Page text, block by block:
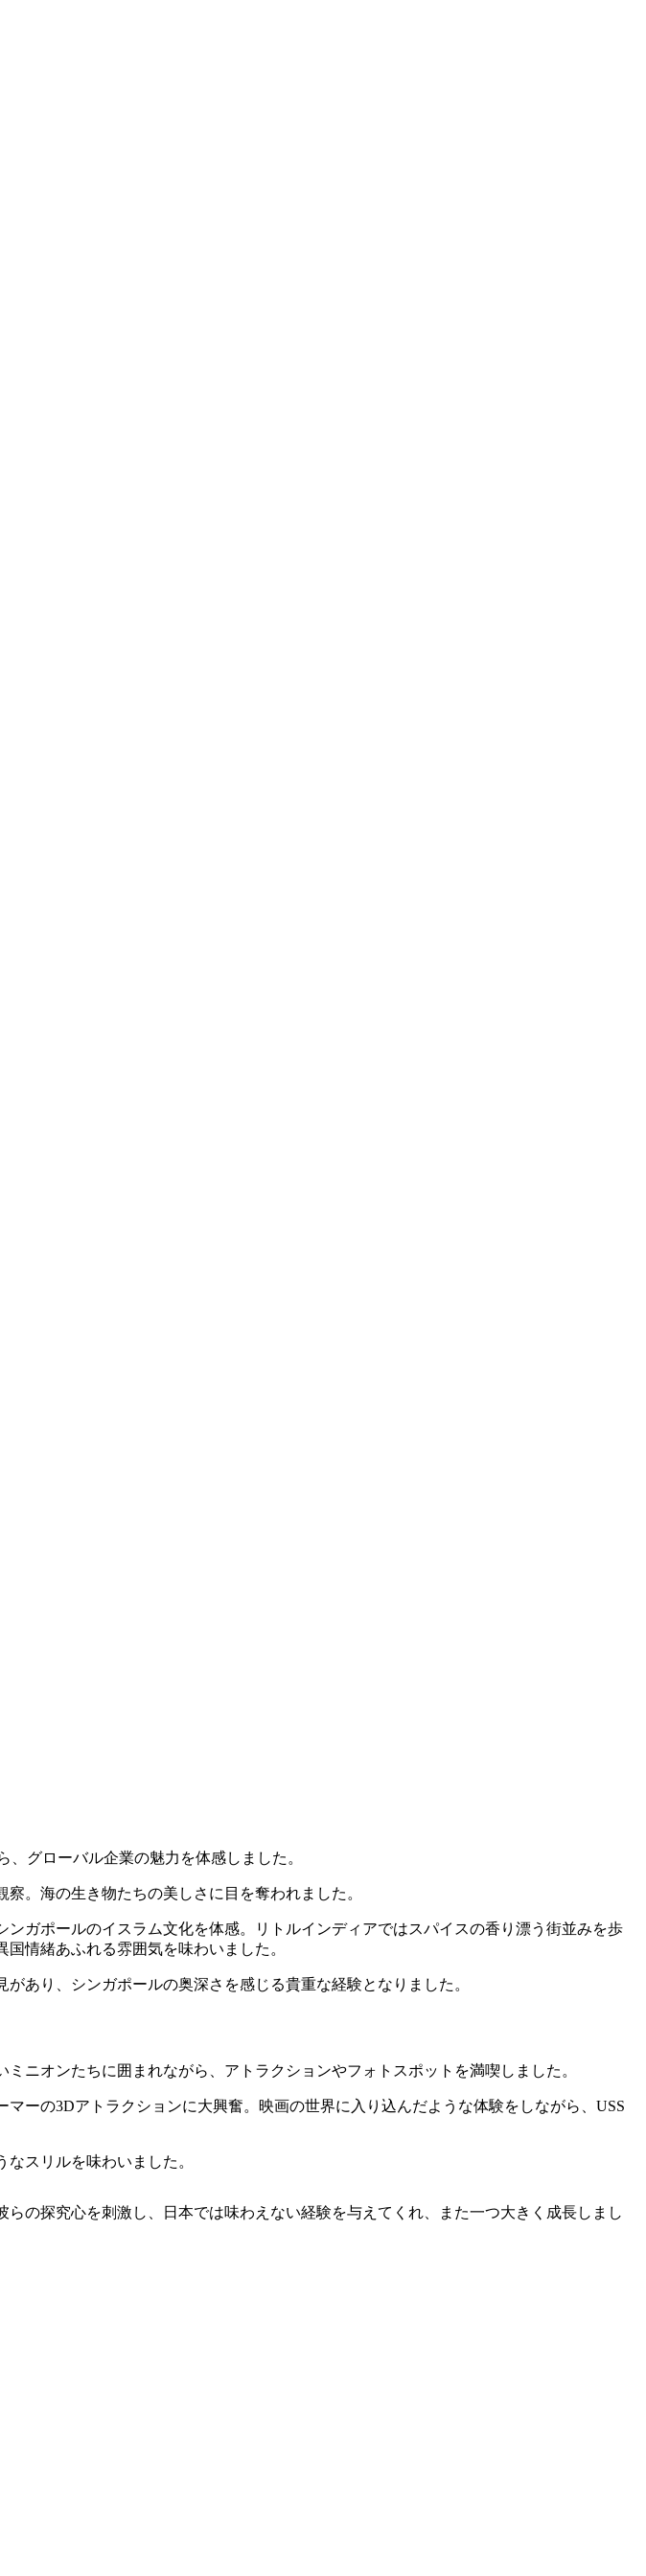
、グローバル企業の魅力を体感しました。
。海の生き物たちの美しさに目を奪われました。
ガポールのイスラム文化を体感。リトルインディアではスパイスの香り漂う街並みを歩
情緒あふれる雰囲気を味わいました。
あり、シンガポールの奥深さを感じる貴重な経験となりました。
ニオンたちに囲まれながら、アトラクションやフォトスポットを満喫しました。
ーの3Dアトラクションに大興奮。映画の世界に入り込んだような体験をしながら、USS
スリルを味わいました。
の探究心を刺激し、日本では味わえない経験を与えてくれ、また一つ大きく成長しまし